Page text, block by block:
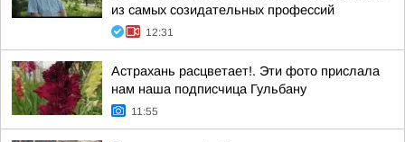
из самых созидательных профессий
12:31
Астрахань расцветает!. Эти фото прислала
нам наша подписчица Гульбану
11:55